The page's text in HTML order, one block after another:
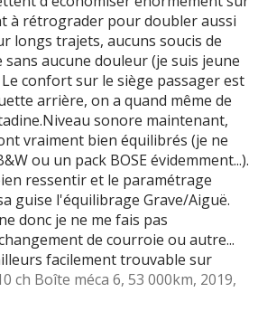
à rétrograder pour doubler aussi
longs trajets, aucuns soucis de
aucune douleur (je suis jeune
confort sur le siège passager est
arrière, on a quand même de
sonore maintenant,
vraiment bien équilibrés (je ne
ou un pack BOSE évidemment...).
ressentir et le paramétrage
guise l'équilibrage Grave/Aiguë.
donc je ne me fais pas
de courroie ou autre...
facilement trouvable sur
ch Boîte méca 6, 53 000km, 2019,